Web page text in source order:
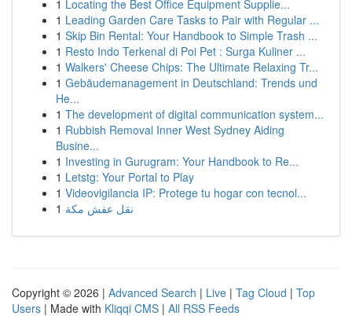
1 Locating the Best Office Equipment Supplie...
1 Leading Garden Care Tasks to Pair with Regular ...
1 Skip Bin Rental: Your Handbook to Simple Trash ...
1 Resto Indo Terkenal di Poi Pet : Surga Kuliner ...
1 Walkers' Cheese Chips: The Ultimate Relaxing Tr...
1 Gebäudemanagement in Deutschland: Trends und
He...
1 The development of digital communication system...
1 Rubbish Removal Inner West Sydney Aiding
Busine...
1 Investing in Gurugram: Your Handbook to Re...
1 Letstg: Your Portal to Play
1 Videovigilancia IP: Protege tu hogar con tecnol...
1 نقل عفش مكة
Copyright © 2026 | Advanced Search | Live | Tag Cloud | Top
Users | Made with Kliqqi CMS | All RSS Feeds